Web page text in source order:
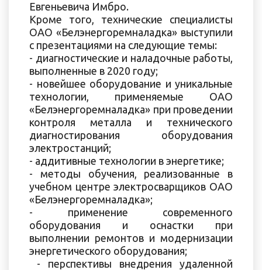
Евгеньевича Имбро.
Кроме того, технические специалисты
ОАО «Белэнергоремналадка» выступили
с презентациями на следующие темы:
- диагностические и наладочные работы,
выполненные в 2020 году;
- новейшее оборудование и уникальные
технологии, применяемые ОАО
«Белэнергоремналадка» при проведении
контроля металла и технического
диагностирования оборудования
электростанций;
- аддитивные технологии в энергетике;
- методы обучения, реализованные в
учебном центре электросварщиков ОАО
«Белэнергоремналадка»;
- применение современного
оборудования и оснастки при
выполнении ремонтов и модернизации
энергетического оборудования;
- перспективы внедрения удаленной